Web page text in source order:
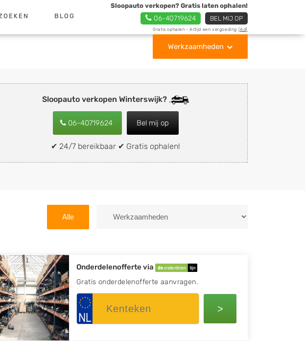
BLOG
Sloopauto verkopen? Gratis laten ophalen!
06-40719624 BEL MIJ OP
Gratis ophalen - Altijd een vergoeding [Ad]
Werkzaamheden
Sloopauto verkopen Winterswijk?
06-40719624 Bel mij op
✔ 24/7 bereikbaar ✔ Gratis ophalen!
Alle
Onderdelenofferte via
Gratis onderdelenofferte aanvragen.
>